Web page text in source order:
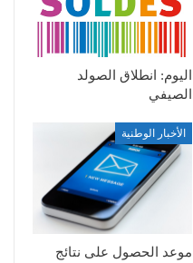
اليوم: انطلاق الصولد
الصيفي
الأخبار الوطنية
موعد الحصول على نتائج